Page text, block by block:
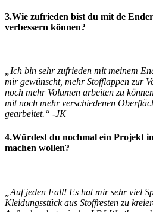
3.Wie zufrieden bist du mit de
verbessern können?
„Ich bin sehr zufrieden mit meinem
mir gewünscht, mehr Stofflappen zur
noch mehr Volumen arbeiten zu
mitnoch mehr verschiedenen
gearbeitet.“ -JK
4.Würdest du nochmal ein Projekt
machen wollen?
„Auf jeden Fall! Es hat mir sehr viel
Kleidungsstück aus Stoffresten zu